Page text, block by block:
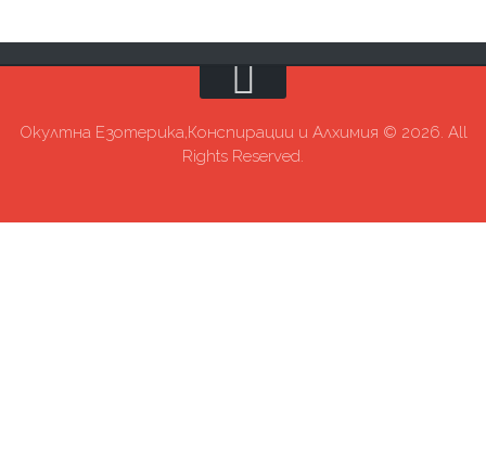
Окултна Езотерика,Конспирации и Алхимия © 2026. All
Rights Reserved.